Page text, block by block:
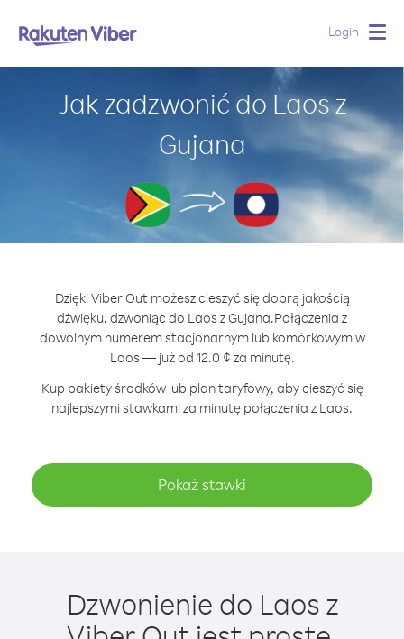
Login
Jak zadzwonić do Laos z
Gujana
Dzięki Viber Out możesz cieszyć się dobrą jakością
dźwięku, dzwoniąc do Laos z Gujana.Połączenia z
dowolnym numerem stacjonarnym lub komórkowym w
Laos — już od 12.0 ¢ za minutę.
Kup pakiety środków lub plan taryfowy, aby cieszyć się
najlepszymi stawkami za minutę połączenia z Laos.
Pokaż stawki
Dzwonienie do Laos z